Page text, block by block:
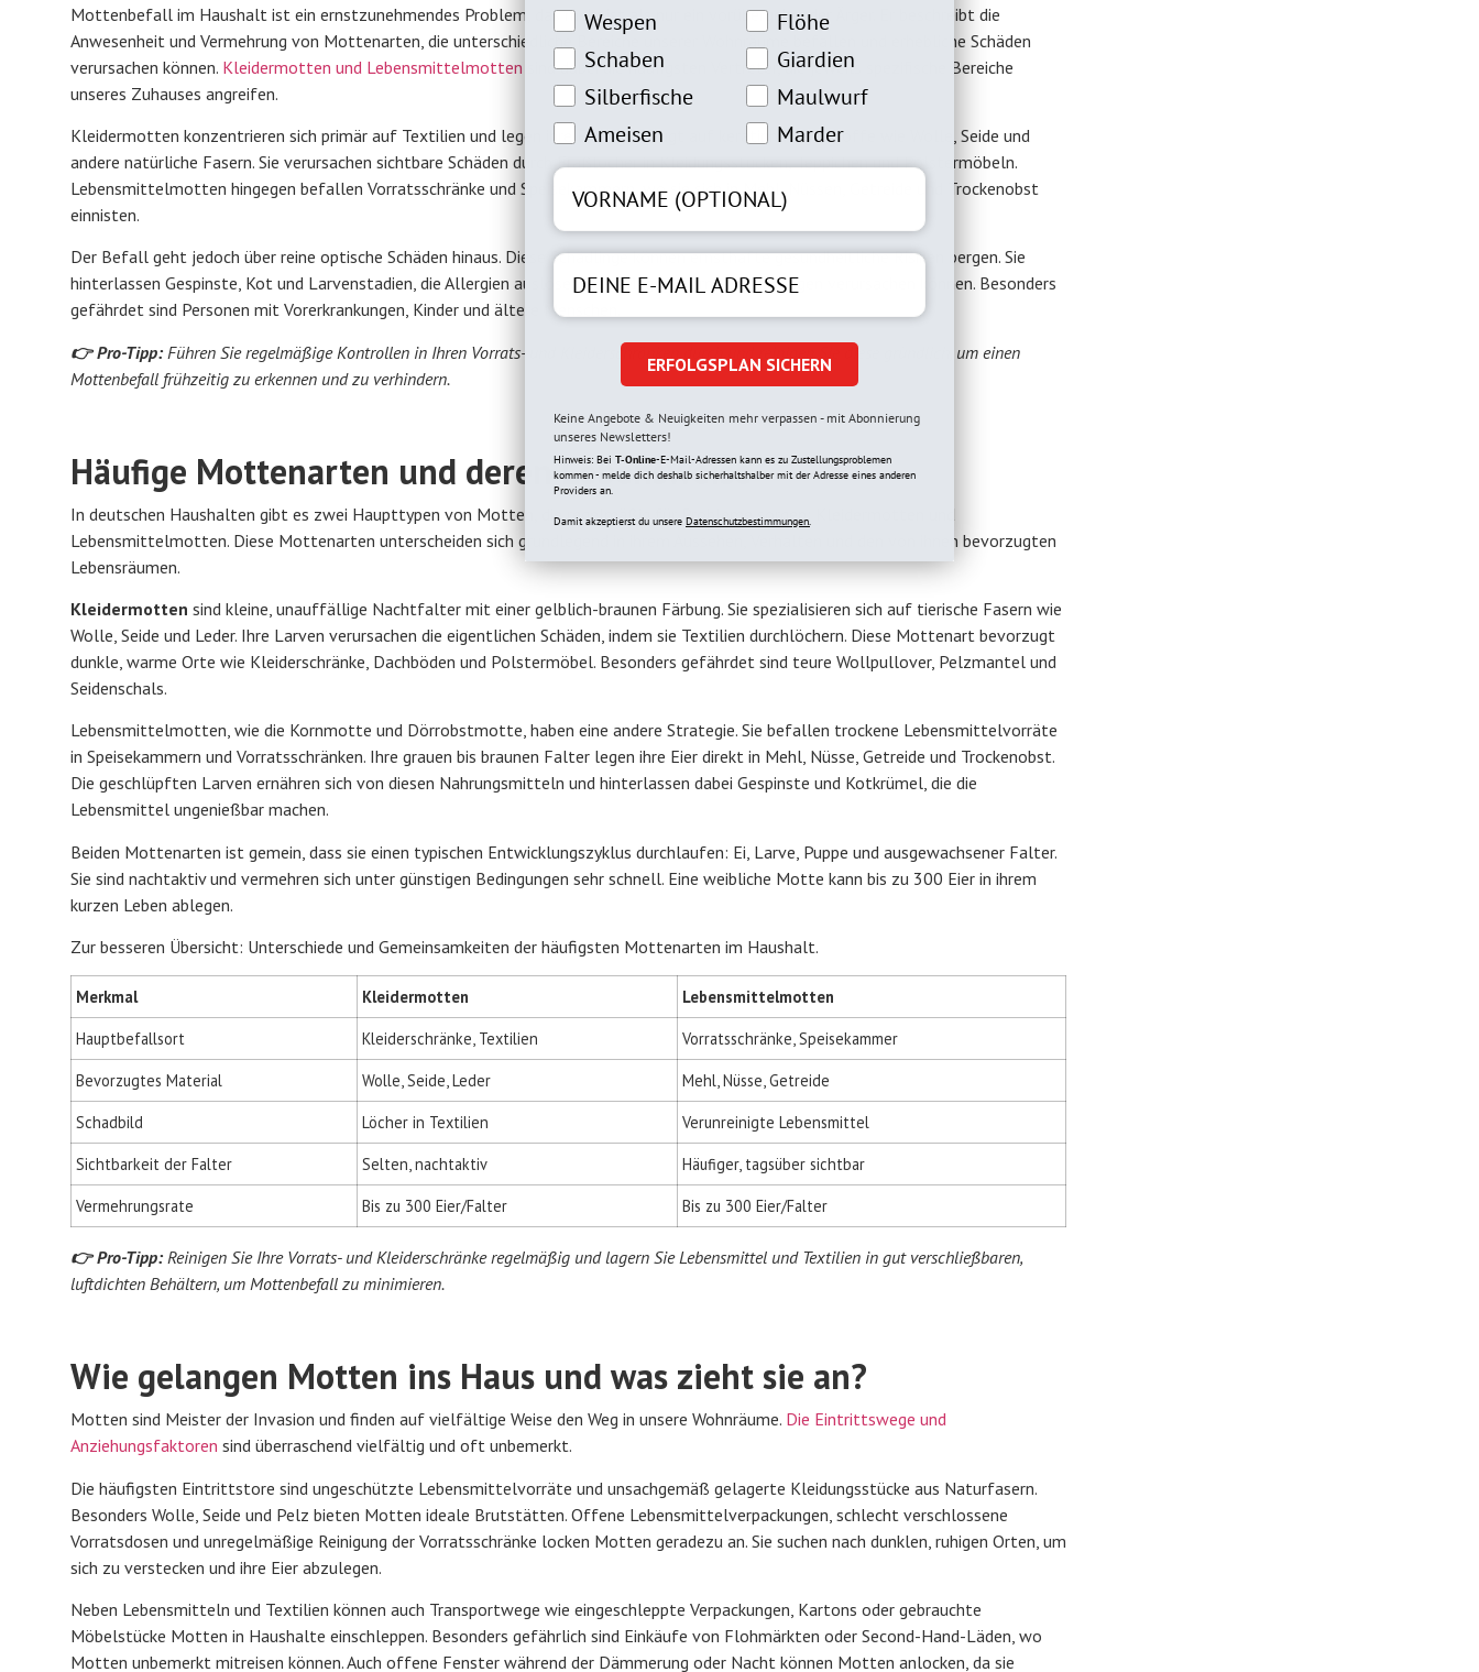
Mottenbefall im Haushalt ist ein ernstzunehmendes Problem, das mehr ist als nur ein vorübergehender Ärger. Er beschreibt die
Anwesenheit und Vermehrung von Mottenarten, die unterschiedliche Bereiche unserer Wohnräume befallen und erhebliche Schäden
verursachen können. Kleidermotten und Lebensmittelmotten sind dabei die häufigsten Vertreter, die jeweils spezifische Bereiche
unseres Zuhauses angreifen.
Kleidermotten konzentrieren sich primär auf Textilien und legen ihre Eier bevorzugt auf keratinhaltige Stoffe wie Wolle, Seide und
andere natürliche Fasern. Sie verursachen sichtbare Schäden durch Fraßlöcher in Kleidungsstücken, Teppichen und Polstermöbeln.
Lebensmittelmotten hingegen befallen Vorratsschränke und Speisekammern, wo sie sich in Mehl, Nüssen, Getreide und Trockenobst
einnisten.
Der Befall geht jedoch über reine optische Schäden hinaus. Diese Schädlinge können ernsthafte gesundheitliche Risiken bergen. Sie
hinterlassen Gespinste, Kot und Larvenstadien, die Allergien auslösen oder Magen-Darm-Erkrankungen verursachen können. Besonders
gefährdet sind Personen mit Vorerkrankungen, Kinder und ältere Menschen.
👉 Pro-Tipp: Führen Sie regelmäßige Kontrollen in Ihren Vorrats- und Kleiderschränken durch und reinigen Sie diese gründlich, um einen
Mottenbefall frühzeitig zu erkennen und zu verhindern.
Häufige Mottenarten und deren Lebensweise
In deutschen Haushalten gibt es zwei Haupttypen von Motten, die regelmäßig für Probleme sorgen: Kleidermotten und
Lebensmittelmotten. Diese Mottenarten unterscheiden sich grundlegend in ihrem Aussehen, Verhalten und den von ihnen bevorzugten
Lebensräumen.
Kleidermotten sind kleine, unauffällige Nachtfalter mit einer gelblich-braunen Färbung. Sie spezialisieren sich auf tierische Fasern wie
Wolle, Seide und Leder. Ihre Larven verursachen die eigentlichen Schäden, indem sie Textilien durchlöchern. Diese Mottenart bevorzugt
dunkle, warme Orte wie Kleiderschränke, Dachböden und Polstermöbel. Besonders gefährdet sind teure Wollpullover, Pelzmantel und
Seidenschals.
Lebensmittelmotten, wie die Kornmotte und Dörrobstmotte, haben eine andere Strategie. Sie befallen trockene Lebensmittelvorräte
in Speisekammern und Vorratsschränken. Ihre grauen bis braunen Falter legen ihre Eier direkt in Mehl, Nüsse, Getreide und Trockenobst.
Die geschlüpften Larven ernähren sich von diesen Nahrungsmitteln und hinterlassen dabei Gespinste und Kotkrümel, die die
Lebensmittel ungenießbar machen.
Beiden Mottenarten ist gemein, dass sie einen typischen Entwicklungszyklus durchlaufen: Ei, Larve, Puppe und ausgewachsener Falter.
Sie sind nachtaktiv und vermehren sich unter günstigen Bedingungen sehr schnell. Eine weibliche Motte kann bis zu 300 Eier in ihrem
kurzen Leben ablegen.
Zur besseren Übersicht: Unterschiede und Gemeinsamkeiten der häufigsten Mottenarten im Haushalt.
Merkmal Kleidermotten
Lebensmittelmotten
Hauptbefallsort
Kleiderschränke, Textilien
Vorratsschränke, Speisekammer
Bevorzugtes Material
Wolle, Seide, Leder
Mehl, Nüsse, Getreide
Schadbild
Löcher in Textilien
Verunreinigte Lebensmittel
Sichtbarkeit der Falter
Selten, nachtaktiv
Häufiger, tagsüber sichtbar
Vermehrungsrate
Bis zu 300 Eier/Falter Bis zu 300 Eier/Falter
👉 Pro-Tipp: Reinigen Sie Ihre Vorrats- und Kleiderschränke regelmäßig und lagern Sie Lebensmittel und Textilien in gut verschließbaren,
luftdichten Behältern, um Mottenbefall zu minimieren.
Wie gelangen Motten ins Haus und was zieht sie an?
Motten sind Meister der Invasion und finden auf vielfältige Weise den Weg in unsere Wohnräume. Die Eintrittswege und
Anziehungsfaktoren sind überraschend vielfältig und oft unbemerkt.
Die häufigsten Eintrittstore sind ungeschützte Lebensmittelvorräte und unsachgemäß gelagerte Kleidungsstücke aus Naturfasern.
Besonders Wolle, Seide und Pelz bieten Motten ideale Brutstätten. Offene Lebensmittelverpackungen, schlecht verschlossene
Vorratsdosen und unregelmäßige Reinigung der Vorratsschränke locken Motten geradezu an. Sie suchen nach dunklen, ruhigen Orten, um
sich zu verstecken und ihre Eier abzulegen.
Neben Lebensmitteln und Textilien können auch Transportwege wie eingeschleppte Verpackungen, Kartons oder gebrauchte
Möbelstücke Motten in Haushalte einschleppen. Besonders gefährlich sind Einkäufe von Flohmärkten oder Second-Hand-Läden, wo
Motten unbemerkt mitreisen können. Auch offene Fenster während der Dämmerung oder Nacht können Motten anlocken, da sie
Wespeninteresse
Wespen Flöheinteresse
Flöhe
Schabeninteresse
Schaben Giardien Interesse
Giardien
Silberfische Interesse
Silberfische Maulwurfinteresse
Maulwurf
Ameiseninteresse
Ameisen Marderinteresse
Marder
ERFOLGSPLAN SICHERN
Keine Angebote & Neuigkeiten mehr verpassen - mit Abonnierung
unseres Newsletters!
Hinweis: Bei T-Online-E-Mail-Adressen kann es zu Zustellungsproblemen
kommen - melde dich deshalb sicherhaltshalber mit der Adresse eines anderen
Providers an.
Damit akzeptierst du unsere Datenschutzbestimmungen.